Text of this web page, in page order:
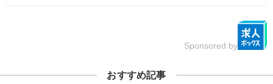
Sponsored by
おすすめ記事